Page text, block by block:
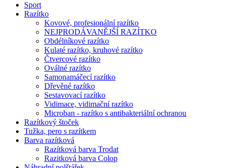
Sport
Razítko
Kovové, profesionální razítko
NEJPRODÁVANĚJŠÍ RAZÍTKO
Obdélníkové razítko
Kulaté razítko, kruhové razítko
Čtvercové razítko
Oválné razítko
Samonamáčecí razítko
Dřevěné razítko
Sestavovací razítko
Vidimace, vidimační razítko
Microban - razítko s antibakteriální ochranou
Razítkový štoček
Tužka, pero s razítkem
Barva razítková
Razítková barva Trodat
Razitková barva Colop